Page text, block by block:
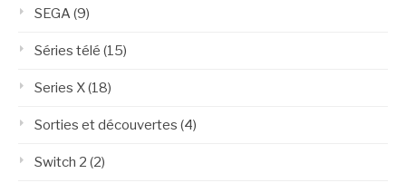
SEGA(9)
Séries télé (15)
Series X(18)
Sorties et découvertes (4)
Switch 2 (2)